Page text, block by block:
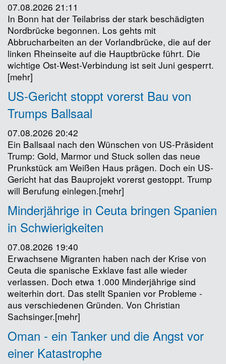
07.08.2026 21:11
In Bonn hat der Teilabriss der stark beschädigten
Nordbrücke begonnen. Los gehts mit
Abbrucharbeiten an der Vorlandbrücke, die auf der
linken Rheinseite auf die Hauptbrücke führt. Die
wichtige Ost-West-Verbindung ist seit Juni gesperrt.
[mehr]
US-Gericht stoppt vorerst Bau von
Trumps Ballsaal
07.08.2026 20:42
Ein Ballsaal nach den Wünschen von US-Präsident
Trump: Gold, Marmor und Stuck sollen das neue
Prunkstück am Weißen Haus prägen. Doch ein US-
Gericht hat das Bauprojekt vorerst gestoppt. Trump
will Berufung einlegen.[mehr]
Minderjährige in Ceuta bringen Spanien
in Schwierigkeiten
07.08.2026 19:40
Erwachsene Migranten haben nach der Krise von
Ceuta die spanische Exklave fast alle wieder
verlassen. Doch etwa 1.000 Minderjährige sind
weiterhin dort. Das stellt Spanien vor Probleme -
aus verschiedenen Gründen. Von Christian
Sachsinger.[mehr]
Oman - ein Tanker und die Angst vor
einer Katastrophe